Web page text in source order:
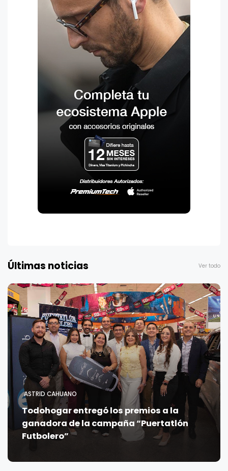
Últimas noticias Ver todo
ASTRID CAHUANO
Todohogar entregó los premios a la
ganadora de la campaña “Puertatlón
Futbolero”